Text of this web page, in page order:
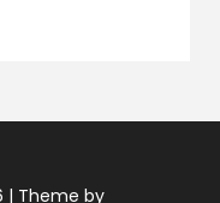
| Theme by